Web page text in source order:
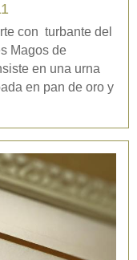
con turbante del
Magos de
en una urna
en pan de oro y